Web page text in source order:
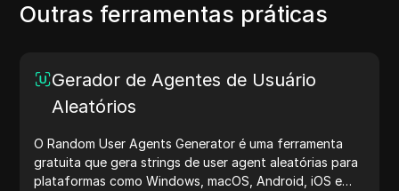
Outras ferramentas práticas
Gerador de Agentes de Usuário
Aleatórios
O Random User Agents Generator é uma ferramenta
gratuita que gera strings de user agent aleatórias para
plataformas como Windows, macOS, Android, iOS e